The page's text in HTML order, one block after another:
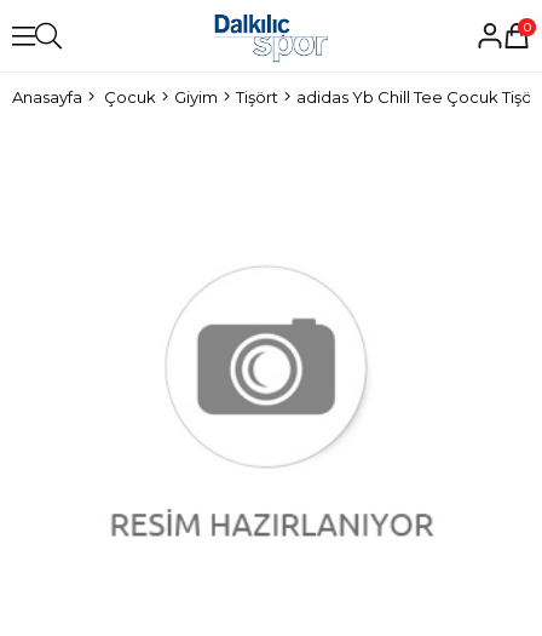
0
Anasayfa Çocuk Giyim Tişört adidas Yb Chill Tee Çocuk